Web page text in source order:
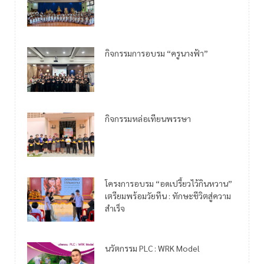
กิจกรรมการอบรม “ครูนางฟ้า”
กิจกรรมหล่อเทียนพรรษา
โครงการอบรม “อดเปรี้ยวไว้กินหวาน”
เตรียมพร้อมวัยทีน : ทักษะชีวิตสู่ความ
สำเร็จ
นวัตกรรม PLC : WRK Model